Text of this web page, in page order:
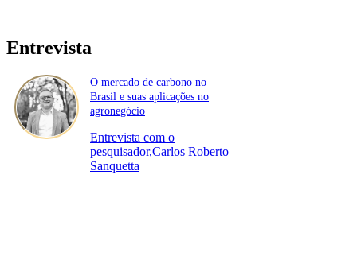
Entrevista
O mercado de carbono no
Brasil e suas aplicações no
agronegócio
Entrevista com o
pesquisador,Carlos Roberto
Sanquetta